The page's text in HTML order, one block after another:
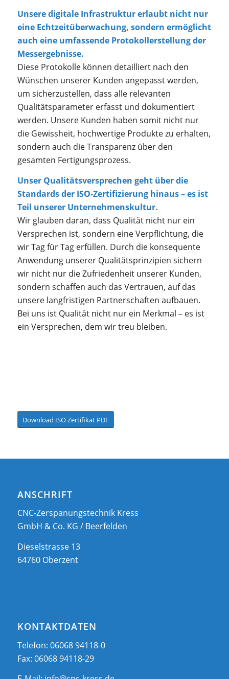
Unsere digitale Infrastruktur erlaubt nicht nur
eine Echtzeitüberwachung, sondern ermöglicht
auch eine umfassende Protokollerstellung der
Messergebnisse.
Diese Protokolle können detailliert nach den
Wünschen unserer Kunden angepasst werden,
um sicherzustellen, dass alle relevanten
Qualitätsparameter erfasst und dokumentiert
werden. Unsere Kunden haben somit nicht nur
die Gewissheit, hochwertige Produkte zu erhalten,
sondern auch die Transparenz über den
gesamten Fertigungsprozess.
Unser Qualitätsversprechen geht über die
Standards der ISO-Zertifizierung hinaus – es ist
Teil unserer Unternehmenskultur.
Wir glauben daran, dass Qualität nicht nur ein
Versprechen ist, sondern eine Verpflichtung, die
wir Tag für Tag erfüllen. Durch die konsequente
Anwendung unserer Qualitätsprinzipien sichern
wir nicht nur die Zufriedenheit unserer Kunden,
sondern schaffen auch das Vertrauen, auf das
unsere langfristigen Partnerschaften aufbauen.
Bei uns ist Qualität nicht nur ein Merkmal – es ist
ein Versprechen, dem wir treu bleiben.
Download ISO Zertifikat PDF
ANSCHRIFT
CNC-Zerspanungstechnik Kress
GmbH & Co. KG / Beerfelden
Dieselstrasse 13
64760 Oberzent
KONTAKTDATEN
Telefon: 06068 94118-0
Fax: 06068 94118-29